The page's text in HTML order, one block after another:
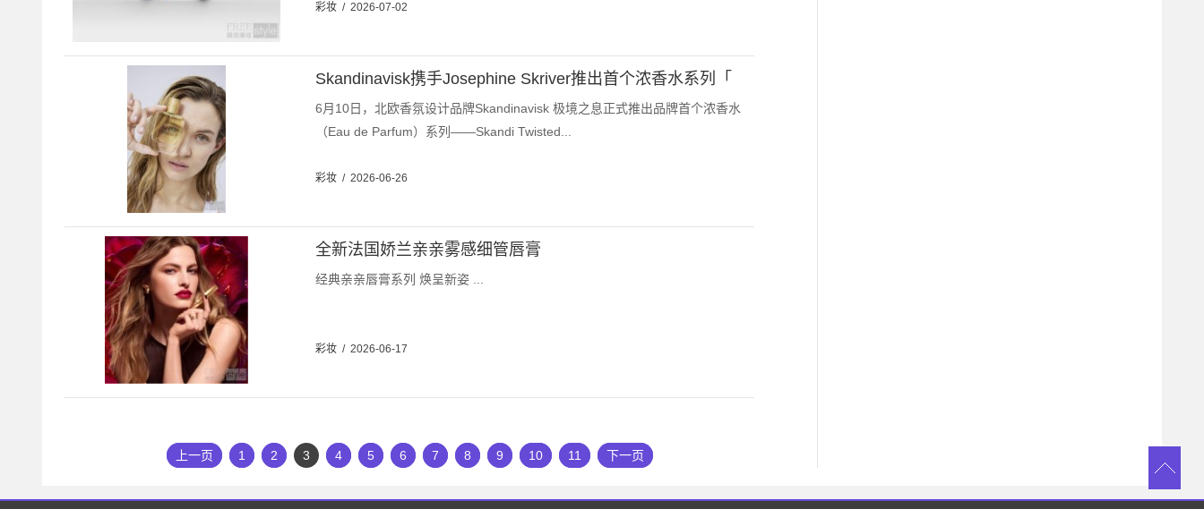
彩妆 / 2026-07-02
Skandinavisk携手Josephine Skriver推出首个浓香水系列「
6月10日，北欧香氛设计品牌Skandinavisk 极境之息正式推出品牌首个浓香水
（Eau de Parfum）系列——Skandi Twisted...
彩妆 / 2026-06-26
全新法国娇兰亲亲雾感细管唇膏
经典亲亲唇膏系列 焕呈新姿 ...
彩妆 / 2026-06-17
上一页 1 2 3 4 5 6 7 8 9 10 11 下一页